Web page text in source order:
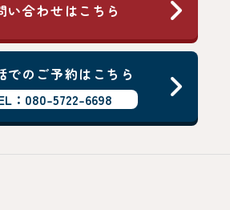
い合わせはこちら
でのご予約はこちら
：080-5722-6698